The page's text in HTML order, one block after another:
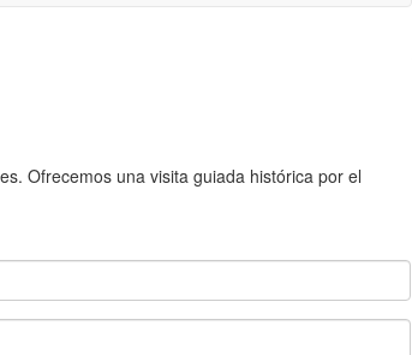
Ofrecemos una visita guiada histórica por el